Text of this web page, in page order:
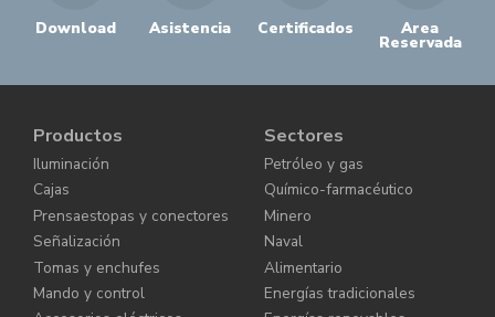
Download Asistencia Certificados Area
Reservada
Productos
Iluminación
Cajas
Prensaestopas y conectores
Señalización
Tomas y enchufes
Mando y control
Sectores
Petróleo y gas
Químico-farmacéutico
Minero
Naval
Alimentario
Energías tradicionales